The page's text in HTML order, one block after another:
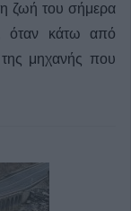
ζωή του σήμερα
όταν κάτω από
μηχανής που